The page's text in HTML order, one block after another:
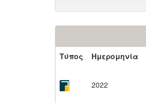
Τύπος
Ημερομηνία
2022